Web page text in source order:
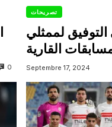
0
تصريحات
لممثلي
Septembre 17, 2024